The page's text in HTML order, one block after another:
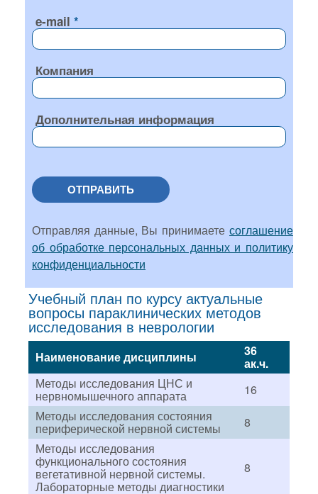
e-mail
Компания
Дополнительная информация
ОТПРАВИТЬ
Отправляя данные, Вы принимаете соглашение
об обработке персональных данных и политику
конфиденциальности
Учебный план по курсу актуальные
вопросы параклинических методов
исследования в неврологии
Наименование дисциплины 36
ак.ч.
Методы исследования ЦНС и
нервномышечного аппарата
16
Методы исследования состояния
периферической нервной системы
8
Методы исследования
функционального состояния
вегетативной нервной системы.
Лабораторные методы диагностики
8